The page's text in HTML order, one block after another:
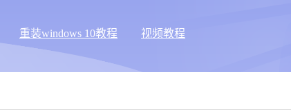
重装windows 10教程 视频教程